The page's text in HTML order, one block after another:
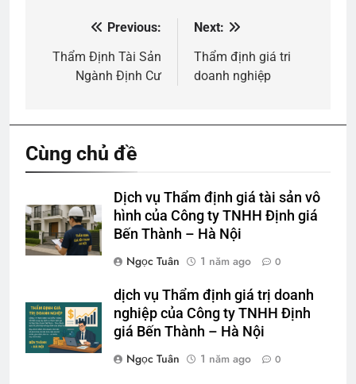
hướng
Previous:
Thẩm Định Tài Sản
Ngành Định Cư
Next:
Thẩm định giá tri
doanh nghiệp
Cùng chủ đề
Dịch vụ Thẩm định giá tài sản vô
hình của Công ty TNHH Định giá
Bến Thành – Hà Nội
Ngọc Tuân
1 năm ago 0
dịch vụ Thẩm định giá trị doanh
nghiệp của Công ty TNHH Định
giá Bến Thành – Hà Nội
Ngọc Tuân
1 năm ago 0